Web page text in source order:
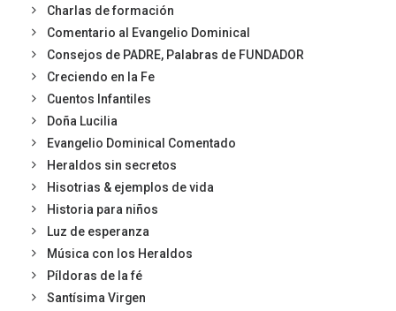
Charlas de formación
Comentario al Evangelio Dominical
Consejos de PADRE, Palabras de FUNDADOR
Creciendo en la Fe
Cuentos Infantiles
Doña Lucilia
Evangelio Dominical Comentado
Heraldos sin secretos
Hisotrias & ejemplos de vida
Historia para niños
Luz de esperanza
Música con los Heraldos
Píldoras de la fé
Santísima Virgen